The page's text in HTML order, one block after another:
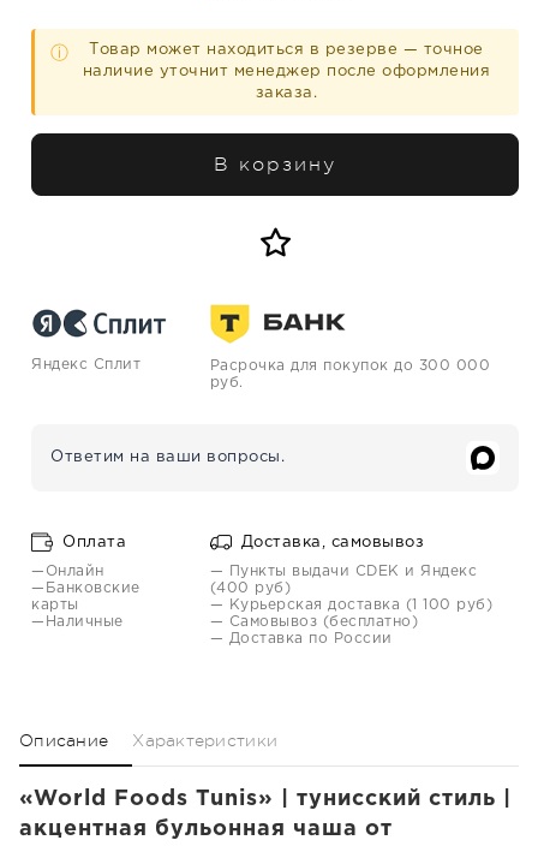
ⓘ
Товар может находиться в резерве — точное
наличие уточнит менеджер после оформления
заказа.
В корзину
Яндекс Сплит
Расрочка для покупок до 300 000
руб.
Ответим на ваши вопросы.
Оплата
—Онлайн
—Банковские
карты
—Наличные
Доставка, самовывоз
— Пункты выдачи CDEK и Яндекс
(400 руб)
— Курьерская доставка (1 100 руб)
— Самовывоз (бесплатно)
— Доставка по России
Описание Характеристики
«World Foods Tunis» | тунисский стиль |
акцентная бульонная чаша от